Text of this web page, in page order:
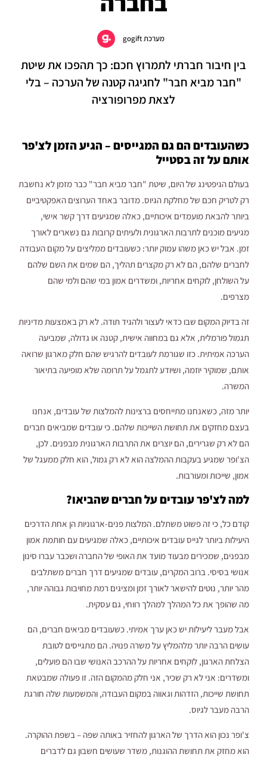
מערכת gogift
בין חיבור חברתי לתמרוץ חכם: כך תהפכו את שיטת
"חבר מביא חבר" לחגיגה קטנה של הערכה – בלי
לצאת מפרופורציה
כשהעובדים הם גם המגייסים – הגיע הזמן לצ'פר
אותם על זה בסטייל
בעולם הגיפטינג של היום, שיטת "חבר מביא חבר" כבר מזמן לא נחשבת
רק לטריק חכם של מחלקת הגיוס. מדובר באחד הערוצים האפקטיביים
ביותר להבאת מועמדים איכותיים, כאלה שמגיעים דרך קשר אישי,
מגיעים מוכנים לתרבות הארגונית ולעיתים קרובות גם נשארים לאורך
זמן. אבל יש כאן משהו עמוק יותר: כשעובדים ממליצים על מקום העבודה
לחברים שלהם, הם לא רק מקצרים תהליך, הם שמים את השם שלהם
על השולחן, לוקחים אחריות, ומשדרים אמון במי שהם ולמי שהם
מצרפים.
זה בדיוק המקום שבו כדאי לעצור ולהגיד תודה. לא רק באמצעות מדיניות
תגמול פורמלית, אלא גם במחווה אישית, קטנה או גדולה, שמביעה
הערכה אמיתית. כזו שגורמת לעובדים להרגיש שהם חלק מארגון שרואה
אותם, שמוקיר יוזמה, ושיודע לתגמל על תרומה שלא מופיעה בתיאור
המשרה.
יותר מזה, כשאנחנו מתייחסים ברצינות להמלצות של עובדים, אנחנו
בעצם מחזקים את תחושת השייכות שלהם. כי עובדים שמביאים חברים
הם לא רק שגרירים, הם יוצרים את התרבות הארגונית מבפנים. לכן,
הצ'ופר שמגיע בעקבות ההמלצה הוא לא רק גמול, הוא חלק ממעגל של
אמון, שייכות ומעורבות.
למה לצ'פר עובדים על חברים שהביאו?
קודם כל, כי זה פשוט משתלם. המלצות פנים-ארגוניות הן אחת הדרכים
היעילות ביותר לגייס עובדים איכותיים, כאלה שמגיעים עם חותמת אמון
מבפנים, שמכירים מבעוד מועד את האופי של החברה ושכבר עברו סינון
אנושי בסיסי. ברוב המקרים, עובדים שמגיעים דרך חברים משתלבים
מהר יותר, נוטים להישאר לאורך זמן ומציגים רמת מחויבות גבוהה יותר,
מה שהופך את כל המהלך למהלך רווחי, גם עסקית.
אבל מעבר ליעילות יש כאן ערך אמיתי. כשעובדים מביאים חברים, הם
עושים הרבה יותר מלהמליץ על משרה פנויה. הם מתגייסים לטובת
הצלחת הארגון, לוקחים אחריות על ההרכב האנושי שבו הם פועלים,
ומשדרים: אני לא רק שכיר, אני חלק מהמקום הזה. זו פעולה שמבטאת
תחושת שייכות, הזדהות וגאווה במקום העבודה, והמשמעות שלה חורגת
הרבה מעבר לגיוס.
צ'ופר נכון הוא הדרך של הארגון להחזיר באותה שפה – בשפת ההוקרה.
הוא מחזק את תחושת ההוגנות, משדר שעושים חשבון גם לדברים